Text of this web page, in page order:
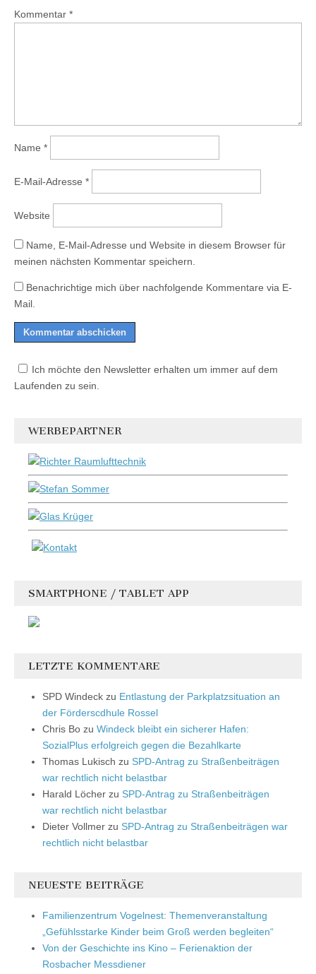
Kommentar *
Name *
E-Mail-Adresse *
Website
Name, E-Mail-Adresse und Website in diesem Browser für
meinen nächsten Kommentar speichern.
Benachrichtige mich über nachfolgende Kommentare via E-
Mail.
Ich möchte den Newsletter erhalten um immer auf dem
Laufenden zu sein.
WERBEPARTNER
SMARTPHONE / TABLET APP
LETZTE KOMMENTARE
SPD Windeck zu Entlastung der Parkplatzsituation an
der Förderscdhule Rossel
Chris Bo zu Windeck bleibt ein sicherer Hafen:
SozialPlus erfolgreich gegen die Bezahlkarte
Thomas Lukisch zu SPD-Antrag zu Straßenbeiträgen
war rechtlich nicht belastbar
Harald Löcher zu SPD-Antrag zu Straßenbeiträgen
war rechtlich nicht belastbar
Dieter Vollmer zu SPD-Antrag zu Straßenbeiträgen war
rechtlich nicht belastbar
NEUESTE BEITRÄGE
Familienzentrum Vogelnest: Themenveranstaltung
„Gefühlsstarke Kinder beim Groß werden begleiten“
Von der Geschichte ins Kino – Ferienaktion der
Rosbacher Messdiener